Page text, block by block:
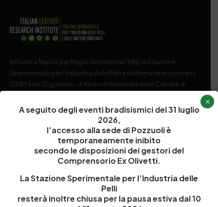
Istituita a Napoli per Regio Decreto nel 1885, la Stazione
Sperimentale per l’Industria delle Pelli e delle materie concianti
(SSIP) è un Organismo di Ricerca Nazionale delle Camere di
ssip@ssip.it
Chi siamo
Ricerca e Sviluppo
Formazione
Laboratori
Dipartimenti di ricerca
Biblioteca
Politecnico del Cuoio
A seguito degli eventi bradisismici del 31 luglio
2026,
l’accesso alla sede di Pozzuoli è
temporaneamente inibito
secondo le disposizioni dei gestori del
Comprensorio Ex Olivetti.
La Stazione Sperimentale per l’Industria delle
Pelli
resterà inoltre chiusa per la pausa estiva dal 10
×